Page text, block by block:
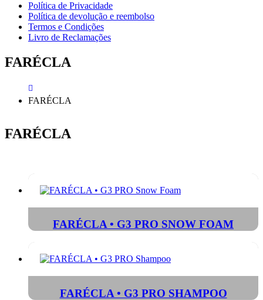
Política de Privacidade
Política de devolução e reembolso
Termos e Condições
Livro de Reclamações
FARÉCLA
FARÉCLA
FARÉCLA
FARÉCLA • G3 PRO SNOW FOAM
FARÉCLA • G3 PRO SHAMPOO